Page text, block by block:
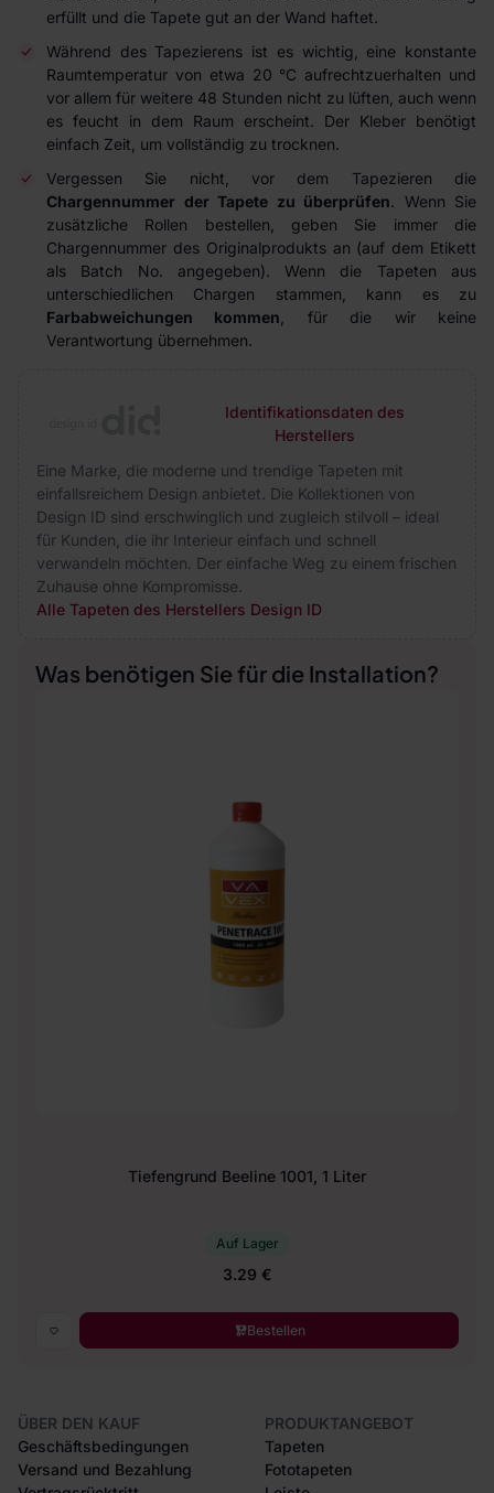
erfüllt und die Tapete gut an der Wand haftet.
Während des Tapezierens ist es wichtig, eine konstante
Raumtemperatur von etwa 20 °C aufrechtzuerhalten und
vor allem für weitere 48 Stunden nicht zu lüften, auch wenn
es feucht in dem Raum erscheint. Der Kleber benötigt
einfach Zeit, um vollständig zu trocknen.
Vergessen Sie nicht, vor dem Tapezieren die
Chargennummer der Tapete zu überprüfen. Wenn Sie
zusätzliche Rollen bestellen, geben Sie immer die
Chargennummer des Originalprodukts an (auf dem Etikett
als Batch No. angegeben). Wenn die Tapeten aus
unterschiedlichen Chargen stammen, kann es zu
Farbabweichungen kommen , für die wir keine
Verantwortung übernehmen.
Identifikationsdaten des
Herstellers
Eine Marke, die moderne und trendige Tapeten mit
einfallsreichem Design anbietet. Die Kollektionen von
Design ID sind erschwinglich und zugleich stilvoll – ideal
für Kunden, die ihr Interieur einfach und schnell
verwandeln möchten. Der einfache Weg zu einem frischen
Zuhause ohne Kompromisse.
Alle Tapeten des Herstellers Design ID
Was benötigen Sie für die Installation?
Tiefengrund Beeline 1001, 1 Liter
Auf Lager
3.29 €
Bestellen
ÜBER DEN KAUF
Geschäftsbedingungen
Versand und Bezahlung
PRODUKTANGEBOT
Tapeten
Fototapeten